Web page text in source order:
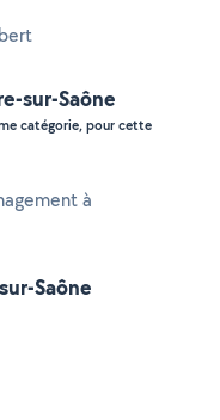
sur-Saône
catégorie, pour cette
à
Saône